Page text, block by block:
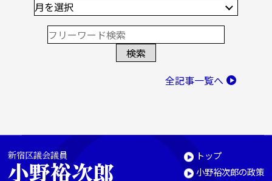
全記事一覧へ
新宿区議会議員
小野裕次郎
トップ
小野裕次郎の政策